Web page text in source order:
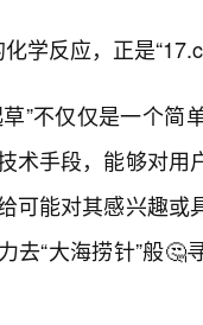
学反应，正是
草”不仅仅是一个
术手段，能够对
可能对其感兴趣
去“大海捞针”般